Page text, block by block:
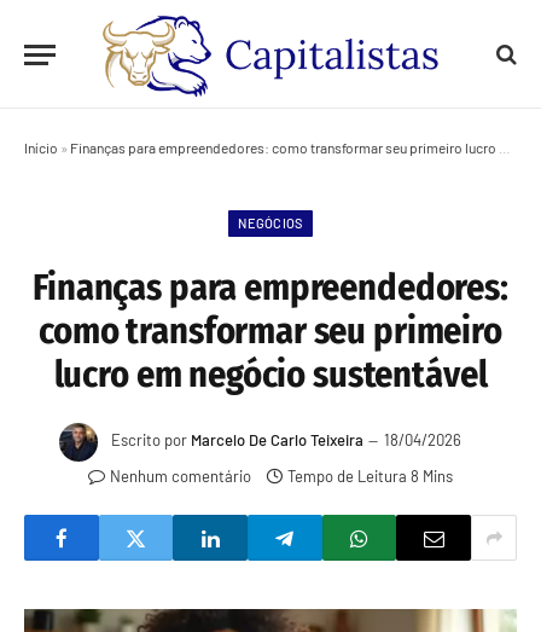
Início » Finanças para empreendedores: como transformar seu primeiro lucro em negócio sustentável
NEGÓCIOS
Finanças para empreendedores:
como transformar seu primeiro
lucro em negócio sustentável
Escrito por Marcelo De Carlo Teixeira
18/04/2026
Nenhum comentário
Tempo de Leitura 8 Mins